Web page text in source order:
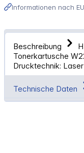
Informationen nach
Beschreibung
Tonerkartusche
Drucktechnik:
Technische Daten